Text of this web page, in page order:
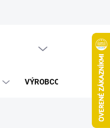
VÝROBCOVIA